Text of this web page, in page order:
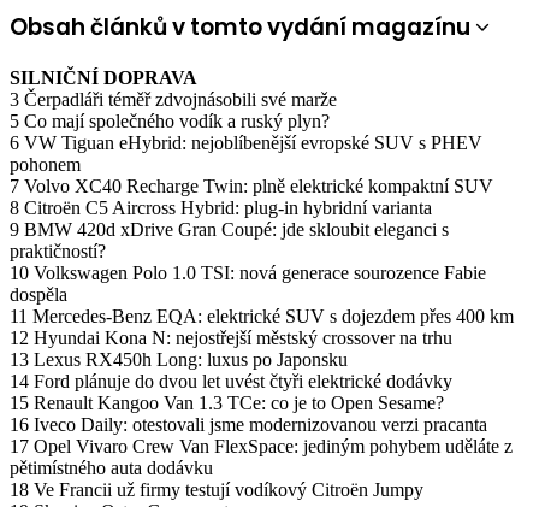
Obsah článků v tomto vydání magazínu
SILNIČNÍ DOPRAVA
3 Čerpadláři téměř zdvojnásobili své marže
5 Co mají společného vodík a ruský plyn?
6 VW Tiguan eHybrid: nejoblíbenější evropské SUV s PHEV
pohonem
7 Volvo XC40 Recharge Twin: plně elektrické kompaktní SUV
8 Citroën C5 Aircross Hybrid: plug-in hybridní varianta
9 BMW 420d xDrive Gran Coupé: jde skloubit eleganci s
praktičností?
10 Volkswagen Polo 1.0 TSI: nová generace sourozence Fabie
dospěla
11 Mercedes-Benz EQA: elektrické SUV s dojezdem přes 400 km
12 Hyundai Kona N: nejostřejší městský crossover na trhu
13 Lexus RX450h Long: luxus po Japonsku
14 Ford plánuje do dvou let uvést čtyři elektrické dodávky
15 Renault Kangoo Van 1.3 TCe: co je to Open Sesame?
16 Iveco Daily: otestovali jsme modernizovanou verzi pracanta
17 Opel Vivaro Crew Van FlexSpace: jediným pohybem uděláte z
pětimístného auta dodávku
18 Ve Francii už firmy testují vodíkový Citroën Jumpy